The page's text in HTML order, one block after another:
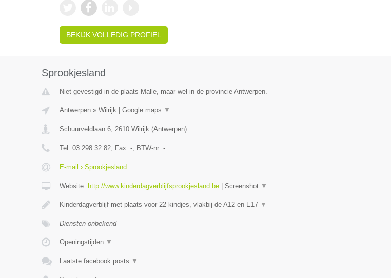
BEKIJK VOLLEDIG PROFIEL
Sprookjesland
Niet gevestigd in de plaats Malle, maar wel in de provincie Antwerpen.
Antwerpen» Wilrijk| Google maps ▼
Schuurveldlaan 6, 2610 Wilrijk(Antwerpen)
Tel: 03 298 32 82, Fax: -, BTW-nr: -
E-mail › Sprookjesland
Website: http://www.kinderdagverblijfsprookjesland.be| Screenshot ▼
Kinderdagverblijf met plaats voor 22 kindjes, vlakbij de A12 en E17 ▼
Diensten onbekend
Openingstijden ▼
Laatste facebook posts ▼